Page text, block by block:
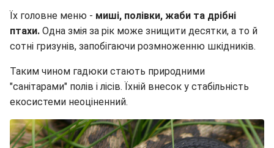
Їх головне меню - миші, полівки, жаби та дрібні
птахи. Одна змія за рік може знищити десятки, а то й
сотні гризунів, запобігаючи розмноженню шкідників.
Таким чином гадюки стають природними
"санітарами" полів і лісів. Їхній внесок у стабільність
екосистеми неоціненний.